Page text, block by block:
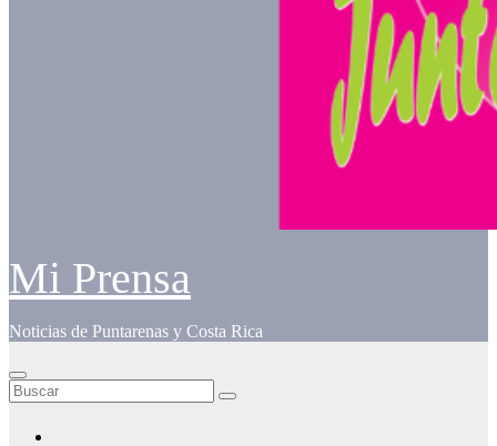
Mi Prensa
Noticias de Puntarenas y Costa Rica